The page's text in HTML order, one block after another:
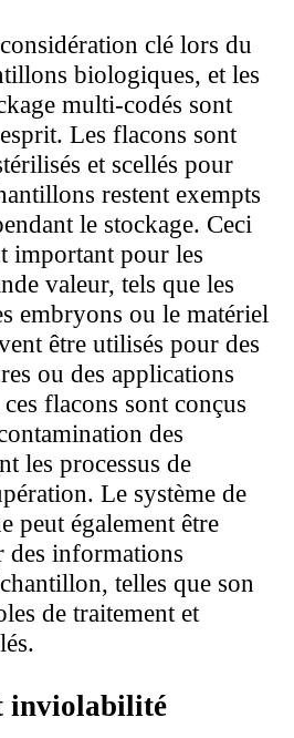
clé lors du
biologiques, et les
multi-codés sont
Les flacons sont
et scellés pour
restent exempts
le stockage. Ceci
important pour les
valeur, tels que les
embryons ou le matériel
être utilisés pour des
ou des applications
flacons sont conçus
des
les processus de
Le système de
peut également être
des informations
telles que son
de traitement et
inviolabilité